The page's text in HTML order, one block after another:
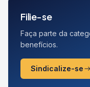
Filie-se
Faça parte da
benefícios.
Sindicalize-se